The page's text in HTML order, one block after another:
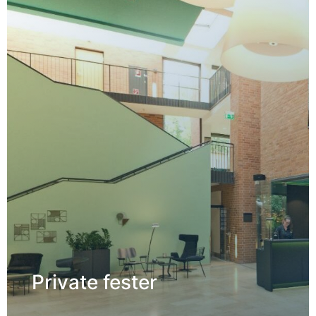
Private fester
DETALJER →